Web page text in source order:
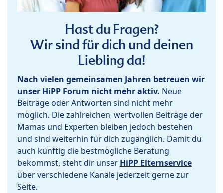
Hast du Fragen?
Wir sind für dich und deinen
Liebling da!
Nach vielen gemeinsamen Jahren betreuen wir
unser HiPP Forum nicht mehr aktiv. Neue
Beiträge oder Antworten sind nicht mehr
möglich. Die zahlreichen, wertvollen Beiträge der
Mamas und Experten bleiben jedoch bestehen
und sind weiterhin für dich zugänglich. Damit du
auch künftig die bestmögliche Beratung
bekommst, steht dir unser HiPP Elternservice
über verschiedene Kanäle jederzeit gerne zur
Seite.